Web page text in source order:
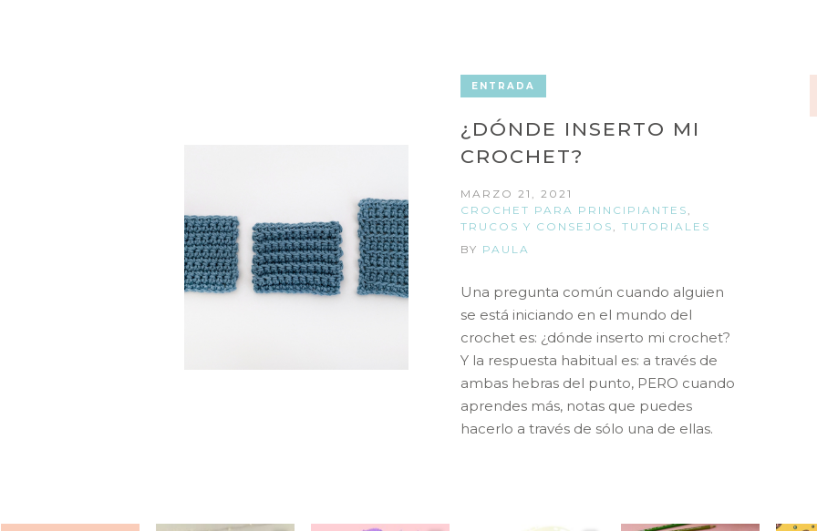
ENTRADA
¿DÓNDE INSERTO MI
CROCHET?
MARZO 21, 2021
CROCHET PARA PRINCIPIANTES ,
TRUCOS Y CONSEJOS , TUTORIALES
BY PAULA
Una pregunta común cuando alguien
se está iniciando en el mundo del
crochet es: ¿dónde inserto mi crochet?
Y la respuesta habitual es: a través de
ambas hebras del punto, PERO cuando
aprendes más, notas que puedes
hacerlo a través de sólo una de ellas.